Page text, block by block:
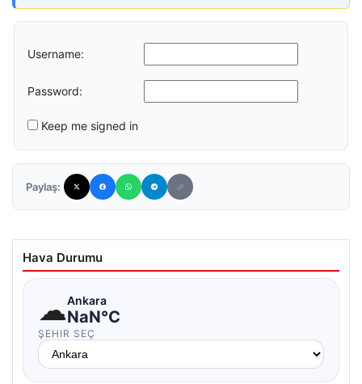
Username:
Password:
Keep me signed in
Paylaş:
Hava Durumu
☁Ankara
NaN°C
ŞEHIR SEÇ